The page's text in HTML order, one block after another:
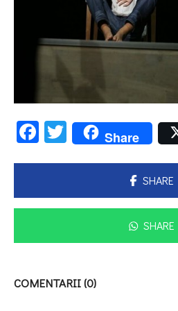
Facebook
Twitter
Share
SHARE
SHARE
COMENTARII (0)